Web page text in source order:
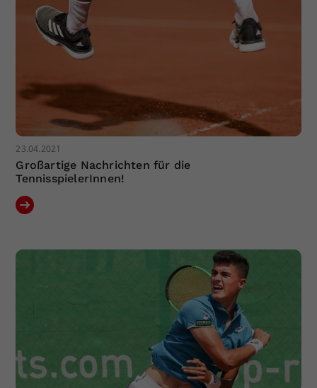
23.04.2021
Großartige Nachrichten für die
TennisspielerInnen!